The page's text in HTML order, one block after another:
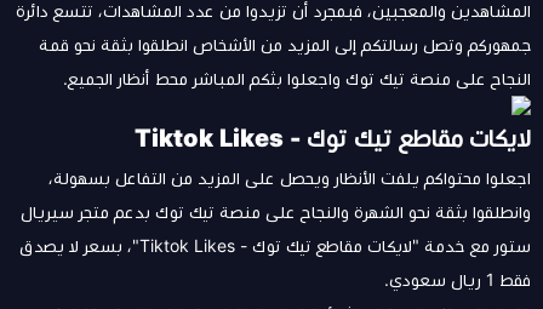
المشاهدين والمعجبين، فبمجرد أن تزيدوا من عدد المشاهدات، تتسع دائرة
جمهوركم وتصل رسالتكم إلى المزيد من الأشخاص انطلقوا بثقة نحو قمة
النجاح على منصة تيك توك واجعلوا بثكم المباشر محط أنظار الجميع.
لايكات مقاطع تيك توك - Tiktok Likes
اجعلوا محتواكم يلفت الأنظار ويحصل على المزيد من التفاعل بسهولة،
وانطلقوا بثقة نحو الشهرة والنجاح على منصة تيك توك بدعم متجر سيريال
ستور مع خدمة "لايكات مقاطع تيك توك - Tiktok Likes"، بسعر لا يصدق
فقط 1 ريال سعودي.